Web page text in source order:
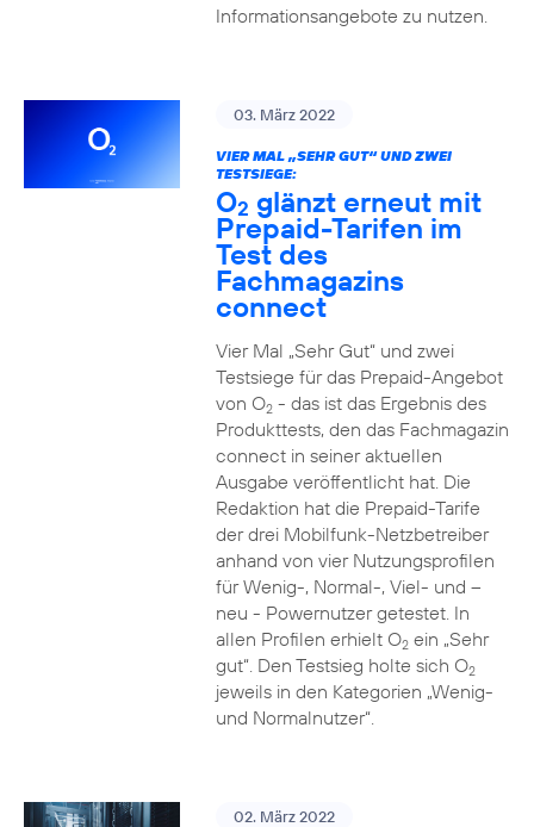
Informationsangebote zu nutzen.
03. März 2022
VIER MAL „SEHR GUT“ UND ZWEI
TESTSIEGE:
O2 glänzt erneut mit
Prepaid-Tarifen im
Test des
Fachmagazins
connect
Vier Mal „Sehr Gut“ und zwei
Testsiege für das Prepaid-Angebot
von O2- das ist das Ergebnis des
Produkttests, den das Fachmagazin
connect in seiner aktuellen
Ausgabe veröffentlicht hat. Die
Redaktion hat die Prepaid-Tarife
der drei Mobilfunk-Netzbetreiber
anhand von vier Nutzungsprofilen
für Wenig-, Normal-, Viel- und –
neu - Powernutzer getestet. In
allen Profilen erhielt O2ein „Sehr
gut“. Den Testsieg holte sich O2
jeweils in den Kategorien „Wenig-
und Normalnutzer“.
02. März 2022